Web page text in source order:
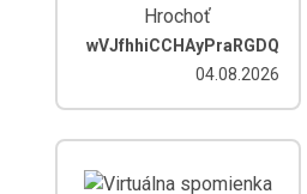
Hrochoť
wVJfhhiCCHAyPraRGDQ
04.08.2026